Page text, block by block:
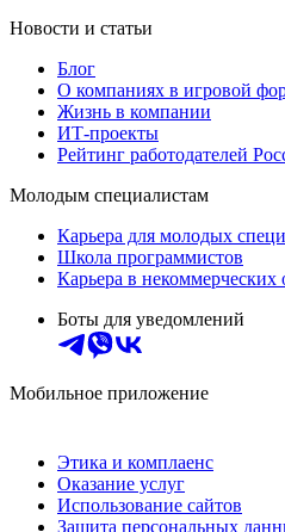
Новости и статьи
Блог
О компаниях в игровой
Жизнь в компании
ИТ-проекты
Рейтинг работодателей
Молодым специалистам
Карьера для молодых
Школа программистов
Карьера в некоммерческих
Боты для уведомлений
Мобильное приложение
Этика и комплаенс
Оказание услуг
Использование сайтов
Защита персональных